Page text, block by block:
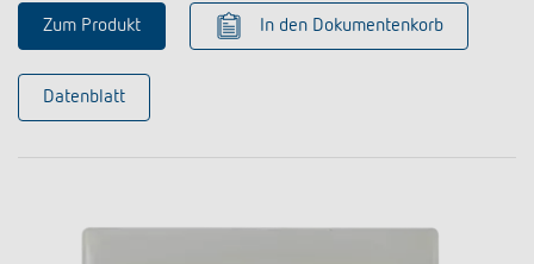
Zum Produkt In den Dokumentenkorb
Datenblatt